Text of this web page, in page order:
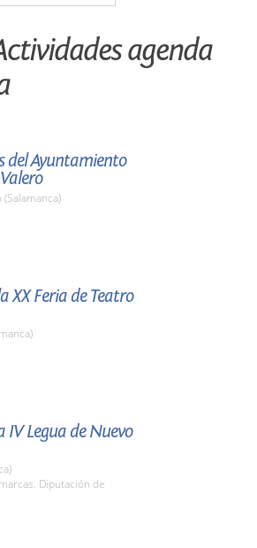
agenda
del Ayuntamiento
XX Feria de Teatro
IV Legua de Nuevo
Diputación de